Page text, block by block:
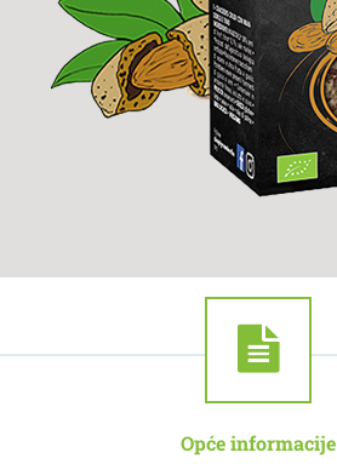
Opće informacije